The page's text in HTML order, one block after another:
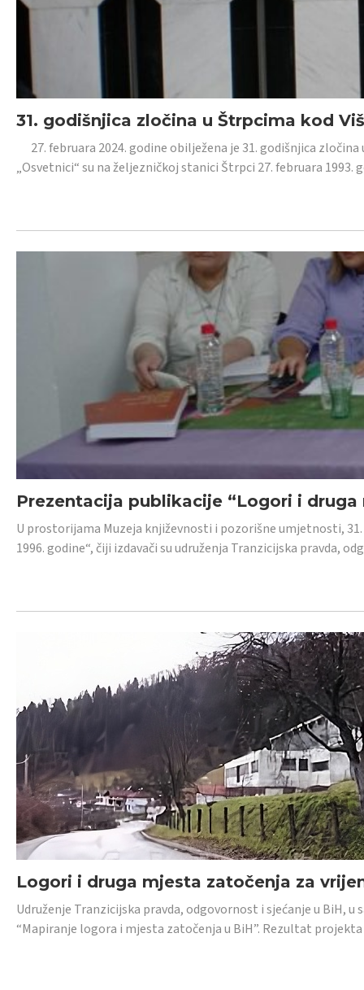
31. godišnjica zločina u Štrpcima kod
27. februara 2024. godine obilježena je 31. godišnjica
„Osvetnici“ su na željezničkoj stanici Štrpci 27. februara 1993.
Prezentacija publikacije “Logori i druga
U prostorijama Muzeja književnosti i pozorišne umjetnosti,
1996. godine“, čiji izdavači su udruženja Tranzicijska pravda,
Logori i druga mjesta zatočenja za
Udruženje Tranzicijska pravda, odgovornost i sjećanje u BiH,
“Mapiranje logora i mjesta zatočenja u BiH”. Rezultat